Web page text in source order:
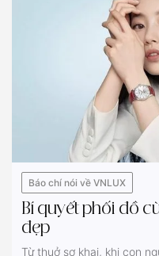
Báo chí nói về VNLUX
Bí quyết phối đồ
đẹp
Từ thuở sơ khai, khi con